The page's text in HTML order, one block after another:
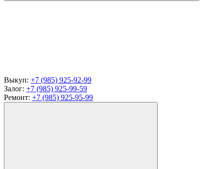
Выкуп: +7 (985) 925-92-99
Залог: +7 (985) 925-99-59
Ремонт: +7 (985) 925-95-99